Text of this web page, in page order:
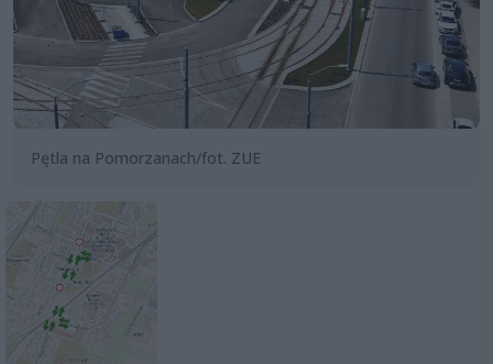
Pętla na Pomorzanach/fot. ZUE